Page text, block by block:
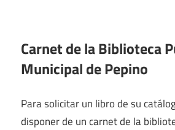
Carnet de la Biblioteca
Municipal de Pepino
Para solicitar un libro de su
disponer de un carnet de la